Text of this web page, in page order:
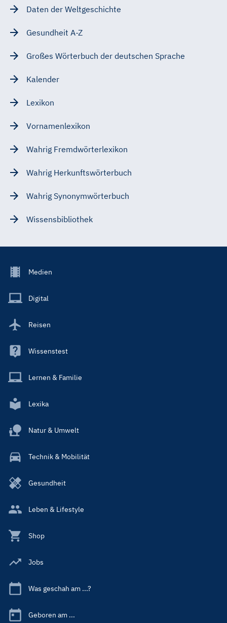
Daten der Weltgeschichte
Gesundheit A-Z
Großes Wörterbuch der deutschen Sprache
Kalender
Lexikon
Vornamenlexikon
Wahrig Fremdwörterlexikon
Wahrig Herkunftswörterbuch
Wahrig Synonymwörterbuch
Wissensbibliothek
Footer
Main
Medien
Digital
Reisen
Wissenstest
Lernen & Familie
Lexika
Natur & Umwelt
Technik & Mobilität
Gesundheit
Leben & Lifestyle
Shop
Jobs
Was geschah am ...?
Geboren am ...